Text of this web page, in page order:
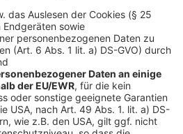
wurde umfassend erweitert
befindet sich jetzt im ersten
Nähe zu Radiologie und
vier Einzel- und vier
Nach Angaben von
zu zwölf schwerkranke